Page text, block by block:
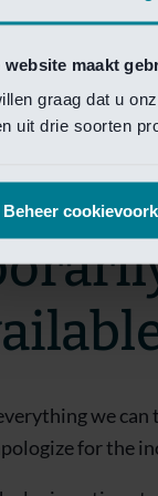
website maakt
graag dat u
uit drie soorten
Beheer
de login
we
for the